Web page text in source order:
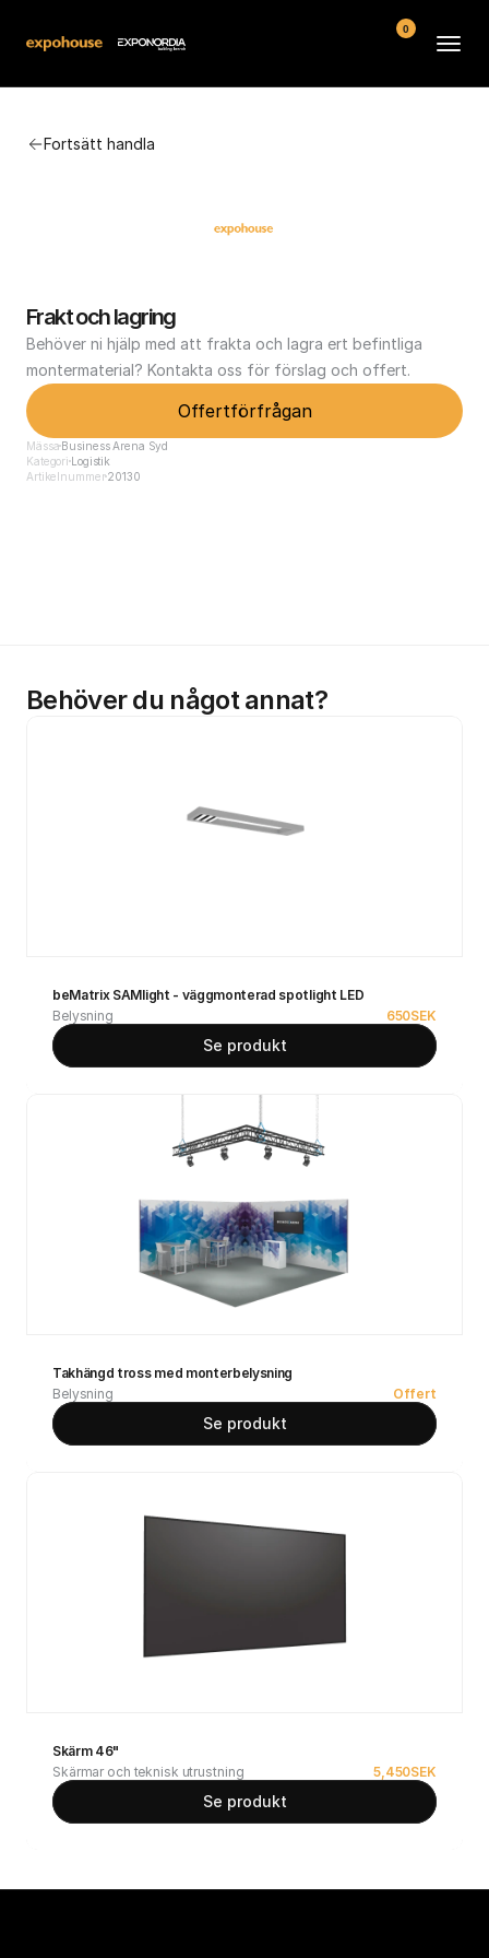
Fortsätt handla
Frakt och lagring
Behöver ni hjälp med att frakta och lagra ert befintliga
montermaterial? Kontakta oss för förslag och offert.
Offertförfrågan
Mässa Business Arena Syd
Kategori Logistik
Artikelnummer 20130
Behöver du något annat?
beMatrix SAMlight - väggmonterad spotlight LED
Belysning
650SEK
Se produkt
Takhängd tross med monterbelysning
Belysning
Offert
Se produkt
Skärm 46"
Skärmar och teknisk utrustning
5,450SEK
Se produkt
0